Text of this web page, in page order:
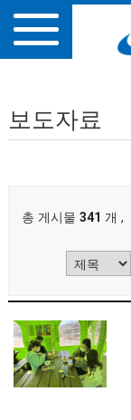
보도자료
총 게시물 341 개 ,